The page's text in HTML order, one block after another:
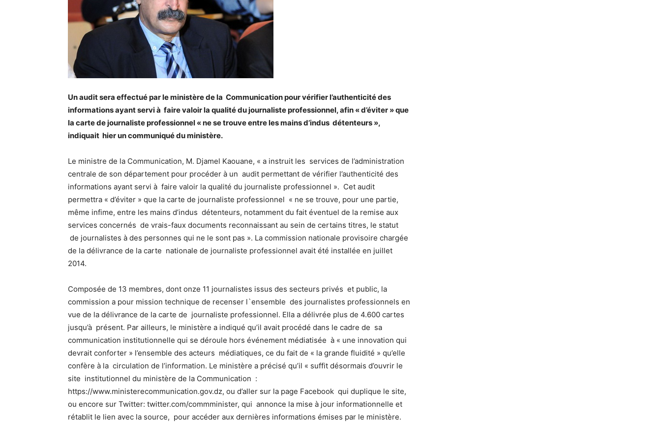
Un audit sera effectué par le ministère de la Communication pour vérifier l’authenticité des
informations ayant servi à faire valoir la qualité du journaliste professionnel, afin « d’éviter » que
la carte de journaliste professionnel « ne se trouve entre les mains d’indus détenteurs »,
indiquait hier un communiqué du ministère.
Le ministre de la Communication, M. Djamel Kaouane, « a instruit les services de l’administration
centrale de son département pour procéder à un audit permettant de vérifier l’authenticité des
informations ayant servi à faire valoir la qualité du journaliste professionnel ». Cet audit
permettra « d’éviter » que la carte de journaliste professionnel « ne se trouve, pour une partie,
même infime, entre les mains d’indus détenteurs, notamment du fait éventuel de la remise aux
services concernés de vrais-faux documents reconnaissant au sein de certains titres, le statut
de journalistes à des personnes qui ne le sont pas ». La commission nationale provisoire chargée
de la délivrance de la carte nationale de journaliste professionnel avait été installée en juillet
2014.
Composée de 13 membres, dont onze 11 journalistes issus des secteurs privés et public, la
commission a pour mission technique de recenser l`ensemble des journalistes professionnels en
vue de la délivrance de la carte de journaliste professionnel. Ella a délivrée plus de 4.600 cartes
jusqu’à présent. Par ailleurs, le ministère a indiqué qu’il avait procédé dans le cadre de sa
communication institutionnelle qui se déroule hors événement médiatisée à « une innovation qui
devrait conforter » l’ensemble des acteurs médiatiques, ce du fait de « la grande fluidité » qu’elle
confère à la circulation de l’information. Le ministère a précisé qu’il « suffit désormais d’ouvrir le
site institutionnel du ministère de la Communication :
https://www.ministerecommunication.gov.dz, ou d’aller sur la page Facebook qui duplique le site,
ou encore sur Twitter: twitter.com/commminister, qui annonce la mise à jour informationnelle et
rétablit le lien avec la source, pour accéder aux dernières informations émises par le ministère.